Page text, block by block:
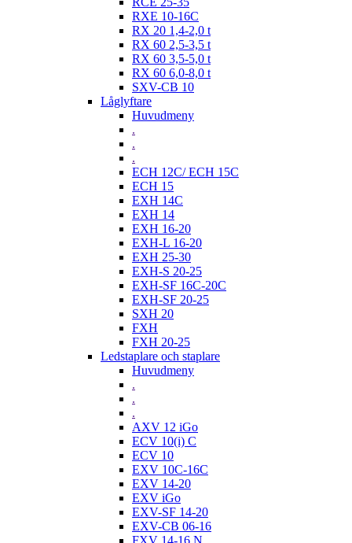
RXE 10-16C
RX 20 1,4-2,0 t
RX 60 2,5-3,5 t
RX 60 3,5-5,0 t
RX 60 6,0-8,0 t
SXV-CB 10
Låglyftare
Huvudmeny
.
.
.
ECH 12C/ ECH 15C
ECH 15
EXH 14C
EXH 14
EXH 16-20
EXH-L 16-20
EXH 25-30
EXH-S 20-25
EXH-SF 16C-20C
EXH-SF 20-25
SXH 20
FXH
FXH 20-25
Ledstaplare och staplare
Huvudmeny
.
.
.
AXV 12 iGo
ECV 10(i) C
ECV 10
EXV 10C-16C
EXV 14-20
EXV iGo
EXV-SF 14-20
EXV-CB 06-16
FXV 14-16 N